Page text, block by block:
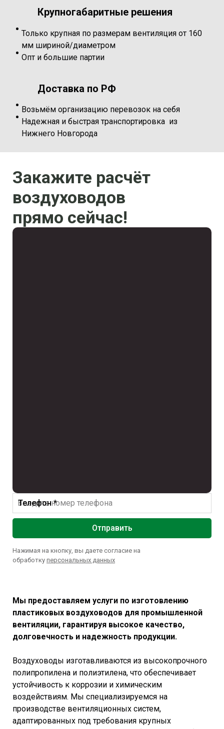
Крупногабаритные решения
Только крупная по размерам вентиляция от 160
мм шириной/диаметром
Опт и большие партии
Доставка по РФ
Возьмём организацию перевозок на себя
Надежная и быстрая транспортировка из
Нижнего Новгорода
Закажите расчёт
воздуховодов
прямо сейчас!
Телефон *
Отправить
Нажимая на кнопку, вы даете согласие на
обработку персональных данных
Мы предоставляем услуги по изготовлению
пластиковых воздуховодов для промышленной
вентиляции, гарантируя высокое качество,
долговечность и надежность продукции.
Воздуховоды изготавливаются из высокопрочного
полипропилена и полиэтилена, что обеспечивает
устойчивость к коррозии и химическим
воздействиям. Мы специализируемся на
производстве вентиляционных систем,
адаптированных под требования крупных